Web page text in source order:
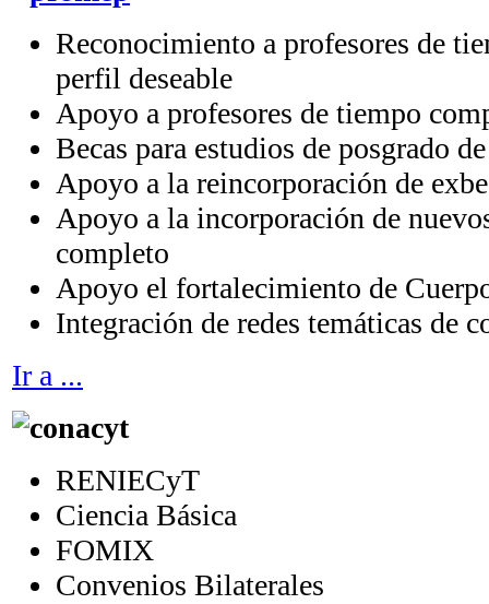
Reconocimiento a profesores de
perfil deseable
Apoyo a profesores de tiempo
Becas para estudios de posgrado
Apoyo a la reincorporación de
Apoyo a la incorporación de
completo
Apoyo el fortalecimiento de
Integración de redes temáticas de
Ir a ...
RENIECyT
Ciencia Básica
FOMIX
Convenios Bilaterales